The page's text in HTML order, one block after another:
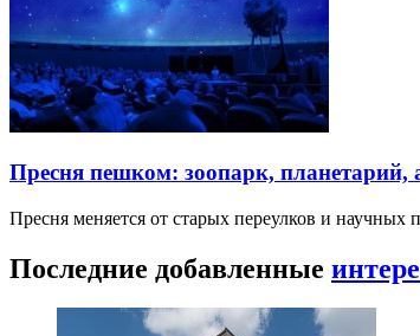
Пресня пешком: зоопарк,
Пресня меняется от старых переулков и
Последние добавленные